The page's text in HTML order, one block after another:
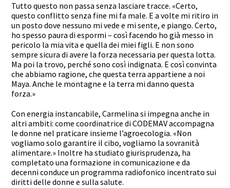
Tutto questo non passa senza lasciare tracce. «Certo,
questo conflitto senza fine mi fa male. E a volte mi ritiro in
un posto dove nessuno mi vede e mi sente, e piango. Certo,
ho spesso paura di espormi – così facendo ho già messo in
pericolo la mia vita e quella dei miei figli. E non sono
sempre sicura di avere la forza necessaria per questa lotta.
Ma poi la trovo, perché sono così indignata. E così convinta
che abbiamo ragione, che questa terra appartiene a noi
Maya. Anche le montagne e la terra mi danno questa
forza.»
Con energia instancabile, Carmelina si impegna anche in
altri ambiti: come coordinatrice di CODEMAV accompagna
le donne nel praticare insieme l’agroecologia. «Non
vogliamo solo garantire il cibo, vogliamo la sovranità
alimentare.» Inoltre ha studiato giurisprudenza, ha
completato una formazione in comunicazione e da
decenni conduce un programma radiofonico incentrato sui
diritti delle donne e sulla salute.